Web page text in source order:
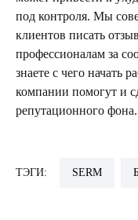
под контроля. Мы
клиентов писать
профессионалам за
знаете с чего начать
компании помогут и
репутационного фона.
ТЭГИ: SERM